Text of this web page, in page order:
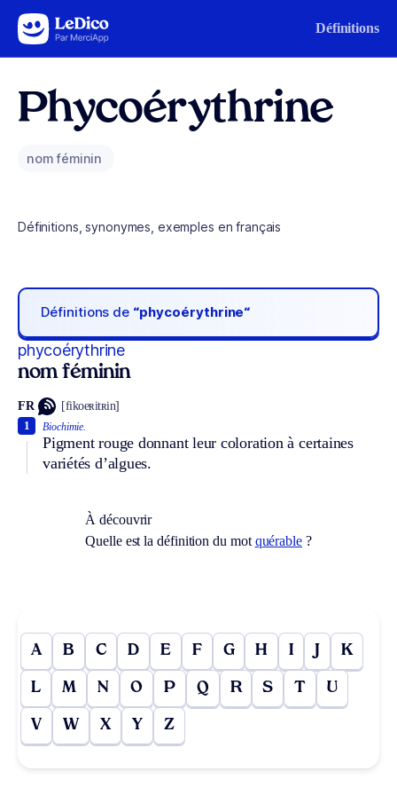
Aller au contenu Définitions
Phycoérythrine
nom féminin
Définitions, synonymes, exemples en français
Définitions de “phycoérythrine“
phycoérythrine
nom féminin
FR [fikoeʀitʀin]
Biochimie.
Pigment rouge donnant leur coloration à certaines
variétés d’algues.
1
À découvrir
Quelle est la définition du mot quérable?
A B C D E F G H I J K
L M N O P Q R S T U
V W X Y Z